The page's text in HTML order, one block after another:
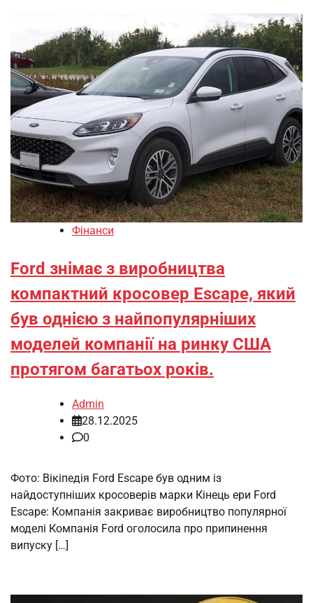
Фінанси
Ford знімає з виробництва
компактний кросовер Escape, який
був однією з найпопулярніших
моделей компанії на ринку США
протягом багатьох років.
Admin
28.12.2025
0
Фото: Вікіпедія Ford Escape був одним із
найдоступніших кросоверів марки Кінець ери Ford
Escape: Компанія закриває виробництво популярної
моделі Компанія Ford оголосила про припинення
випуску […]